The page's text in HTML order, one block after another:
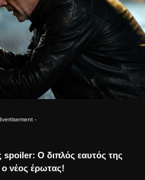
-
spoiler: Ο διπλός εαυτός της
ο νέος έρωτας!